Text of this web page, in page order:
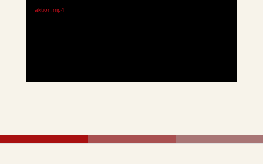
aktion.mp4